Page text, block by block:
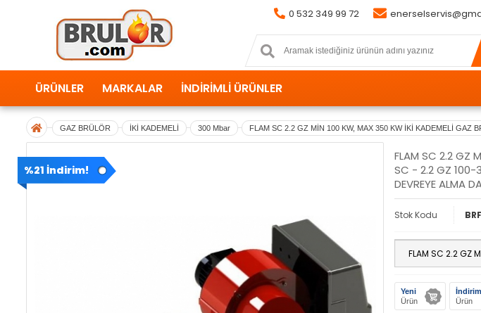
0 532 349 99 72
ÜRÜNLER MARKALAR İNDİRİMLİ ÜRÜNLER
GAZ BRÜLÖR İKİ KADEMELİ 300 Mbar FLAM SC 2.2 GZ MİN 100 KW, MAX 350 KW İKİ KADEMELİ GAZ
%21 İndirim!
FLAM SC 2.2 GZ
SC - 2.2 GZ 100-
DEVREYE ALMA
Stok Kodu
Yeni
Ürün
Ürün